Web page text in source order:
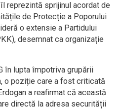
reprezintă sprijinul acordat de
de Protecție a Poporului
o extensie a Partidului
desemnat ca organizație
în lupta împotriva grupării
o poziție care a fost criticată
a reafirmat că această
directă la adresa securității